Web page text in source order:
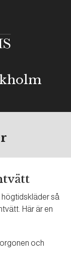
högtidskläder så
Här är en
och